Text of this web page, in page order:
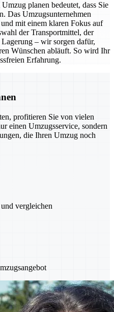
planen bedeutet, dass Sie
Das Umzugsunternehmen
mit einem klaren Fokus auf
der Transportmittel, der
– wir sorgen dafür,
Wünschen abläuft. So wird Ihr
Erfahrung.
profitieren Sie von vielen
einen Umzugsservice, sondern
die Ihren Umzug noch
vergleichen